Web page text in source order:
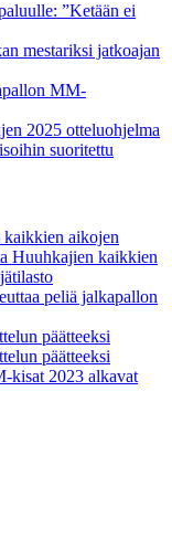
”Ketään ei
mestariksi jatkoajan
MM-
2025 otteluohjelma
suoritettu
kaikkien aikojen
Huuhkajien kaikkien
peliä jalkapallon
päätteeksi
päätteeksi
kisat 2023 alkavat